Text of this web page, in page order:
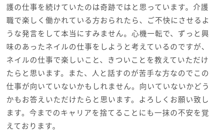
護の仕事を続けていたのは奇跡ではと思っています。介護
職で楽しく働かれている方おられたら、ご不快にさせるよ
うな発言をして本当にすみません。心機一転で、ずっと興
味のあったネイルの仕事をしようと考えているのですが、
ネイルの仕事で楽しいこと、きついことを教えていただけ
たらと思います。また、人と話すのが苦手な方なのでこの
仕事が向いていないかもしれません。向いていないかどう
かもお答えいただけたらと思います。よろしくお願い致し
ます。今までのキャリアを捨てることにも一抹の不安を覚
えております。